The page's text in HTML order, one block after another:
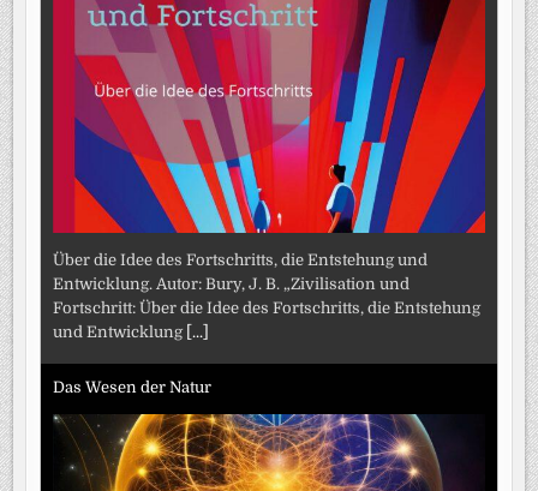
Über die Idee des Fortschritts, die Entstehung und
Entwicklung. Autor: Bury, J. B. „Zivilisation und
Fortschritt: Über die Idee des Fortschritts, die Entstehung
und Entwicklung [...]
Das Wesen der Natur